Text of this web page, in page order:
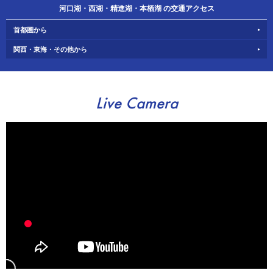
河口湖・西湖・精進湖・本栖湖 の交通アクセス
首都圏から
関西・東海・その他から
Live Camera